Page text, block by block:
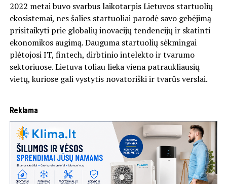
2022 metai buvo svarbus laikotarpis Lietuvos startuolių
ekosistemai, nes šalies startuoliai parodė savo gebėjimą
prisitaikyti prie globalių inovacijų tendencijų ir skatinti
ekonomikos augimą. Dauguma startuolių sėkmingai
plėtojosi IT, fintech, dirbtinio intelekto ir tvarumo
sektoriuose. Lietuva toliau lieka viena patraukliausių
vietų, kuriose gali vystytis novatoriški ir tvarūs verslai.
Reklama